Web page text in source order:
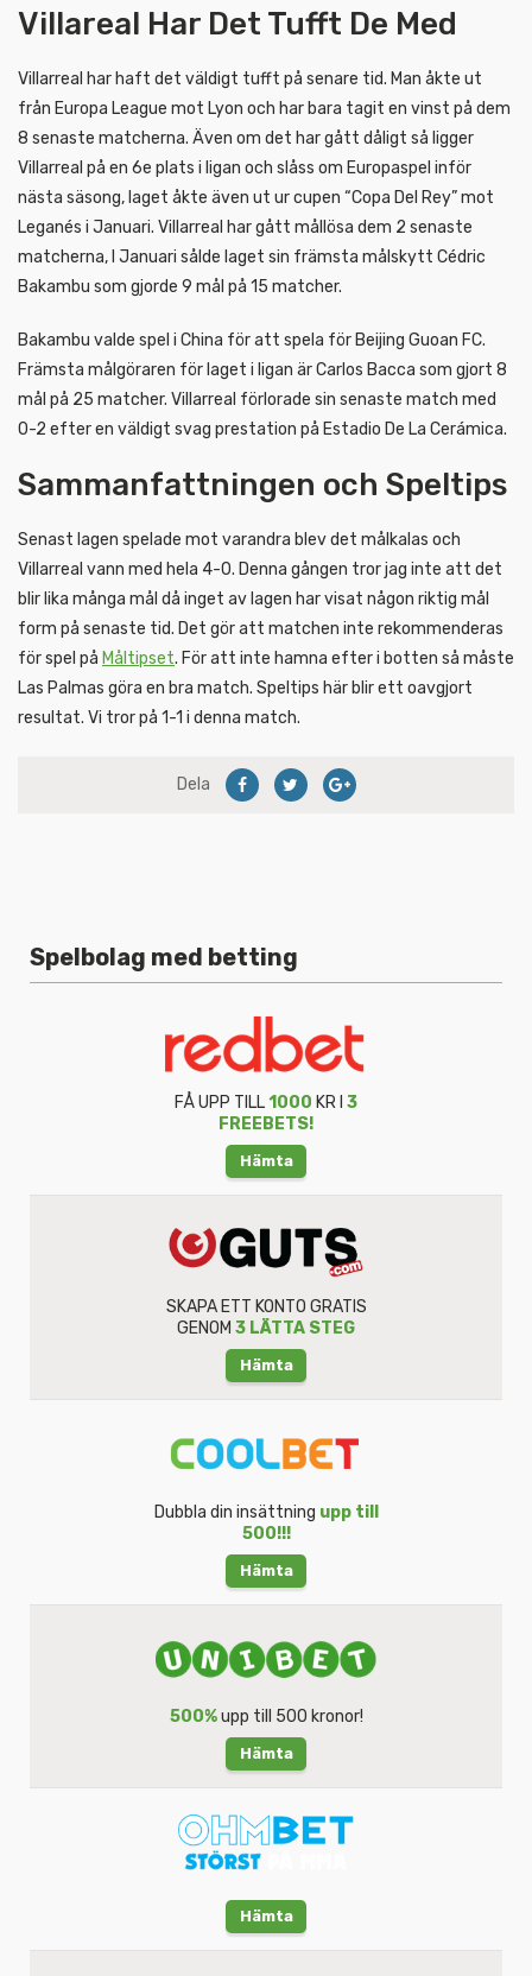
Villareal Har Det Tufft De Med
Villarreal har haft det väldigt tufft på senare tid. Man åkte ut
från Europa League mot Lyon och har bara tagit en vinst på dem
8 senaste matcherna. Även om det har gått dåligt så ligger
Villarreal på en 6e plats i ligan och slåss om Europaspel inför
nästa säsong, laget åkte även ut ur cupen “Copa Del Rey” mot
Leganés i Januari. Villarreal har gått mållösa dem 2 senaste
matcherna, I Januari sålde laget sin främsta målskytt Cédric
Bakambu som gjorde 9 mål på 15 matcher.
Bakambu valde spel i China för att spela för Beijing Guoan FC.
Främsta målgöraren för laget i ligan är Carlos Bacca som gjort 8
mål på 25 matcher. Villarreal förlorade sin senaste match med
0-2 efter en väldigt svag prestation på Estadio De La Cerámica.
Sammanfattningen och Speltips
Senast lagen spelade mot varandra blev det målkalas och
Villarreal vann med hela 4-0. Denna gången tror jag inte att det
blir lika många mål då inget av lagen har visat någon riktig mål
form på senaste tid. Det gör att matchen inte rekommenderas
för spel på Måltipset. För att inte hamna efter i botten så måste
Las Palmas göra en bra match. Speltips här blir ett oavgjort
resultat. Vi tror på 1-1 i denna match.
Dela
Spelbolag med betting
FÅ UPP TILL1000 KR I 3
FREEBETS!
Hämta
SKAPA ETT KONTO GRATIS
GENOM 3 LÄTTA STEG
Hämta
Dubbla din insättning upp till
500!!!
Hämta
500%upp till 500 kronor!
Hämta
Hämta